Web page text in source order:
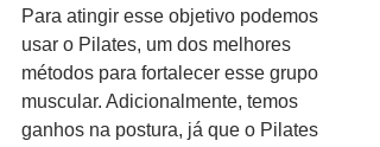
Para atingir esse objetivo podemos
usar o Pilates, um dos melhores
métodos para fortalecer esse grupo
muscular. Adicionalmente, temos
ganhos na postura, já que o Pilates